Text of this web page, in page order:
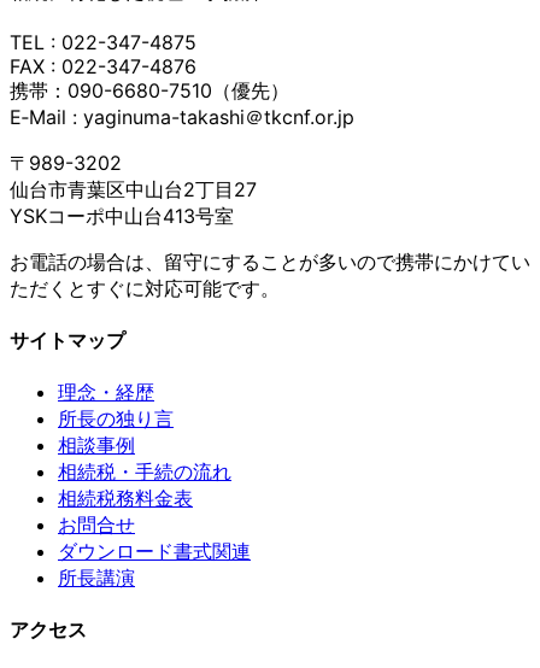
TEL : 022-347-4875
FAX : 022-347-4876
携帯：090-6680-7510（優先）
E‐Mail : yaginuma-takashi＠tkcnf.or.jp
〒989-3202
仙台市青葉区中山台2丁目27
YSKコーポ中山台413号室
お電話の場合は、留守にすることが多いので携帯にかけてい
ただくとすぐに対応可能です。
サイトマップ
理念・経歴
所長の独り言
相談事例
相続税・手続の流れ
相続税務料金表
お問合せ
ダウンロード書式関連
所長講演
アクセス